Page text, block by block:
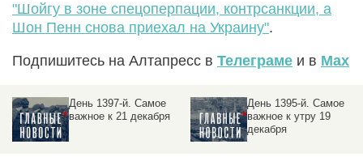
"Шойгу в зоне спецоперпации, контрсанкции, а
Шон Пенн снова приехал на Украину".
Подпишитесь на Алтапресс в Телеграме и в Max
День 1397-й. Самое
важное к 21 декабря
День 1395-й. Самое
важное к утру 19
декабря